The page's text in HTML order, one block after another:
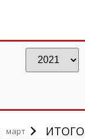
март ИТОГО